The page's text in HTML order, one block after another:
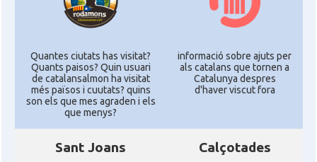
Quantes ciutats has visitat?
Quants paisos? Quin usuari
de catalansalmon ha visitat
més països i cuutats? quins
son els que mes agraden i els
que menys?
informació sobre ajuts per
als catalans que tornen a
Catalunya despres
d'haver viscut fora
Sant Joans Calçotades